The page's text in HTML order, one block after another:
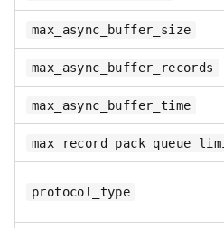
max_async_buffer_size
max_async_buffer_records
max_async_buffer_time
protocol_type